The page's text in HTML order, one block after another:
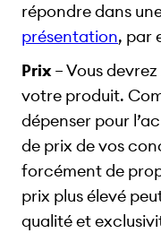
répondre dans
présentation, par
Prix – Vous
votre produit.
dépenser pour
de prix de vos
forcément de
prix plus élevé
qualité et